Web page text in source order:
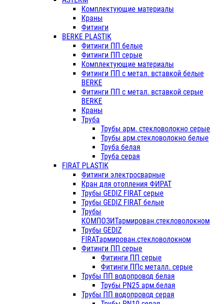
Комплектующие материалы
Краны
Фитинги
BERKE PLASTIK
Фитинги ПП белые
Фитинги ПП серые
Комплектующие материалы
Фитинги ПП с метал. вставкой белые
BERKE
Фитинги ПП с метал. вставкой серые
BERKE
Краны
Труба
Трубы арм. стекловолокно серые
Трубы арм.стекловолокно белые
Труба белая
Труба серая
FIRAT PLASTIK
Фитинги электросварные
Кран для отопления ФИРАТ
Трубы GEDIZ FIRAT серые
Трубы GEDIZ FIRAT белые
Трубы
КОМПОЗИТармирован.стекловолокном
Трубы GEDIZ
FIRATармирован.стекловолокном
Фитинги ПП серые
Фитинги ПП серые
Фитинги ППс металл. серые
Трубы ПП водопровод белая
Трубы PN25 арм.белая
Трубы ПП водопровод серая